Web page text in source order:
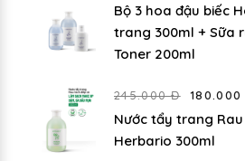
Bộ 3 hoa đậu biếc
trang 300ml + Sữa
Toner 200ml
245.000 Đ 180.000
Nước tẩy trang Rau
Herbario 300ml